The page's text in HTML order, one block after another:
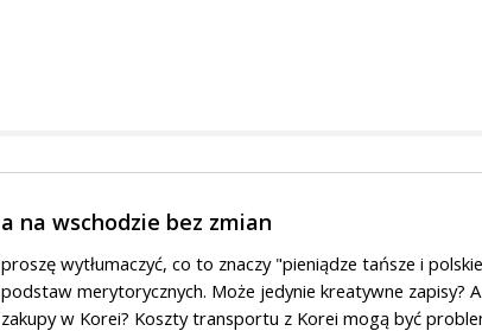
a na wschodzie bez zmian
proszę wytłumaczyć, co to znaczy "pieniądze tańsze i
podstaw merytorycznych. Może jedynie kreatywne zapisy? A
zakupy w Korei? Koszty transportu z Korei mogą być